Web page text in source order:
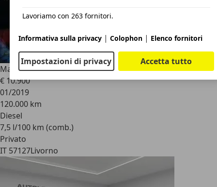
Mahindra XUV500XUV500 2.2 16v W10 awd 7p.
€ 10.900
01/2019
120.000 km
Diesel
7,5 l/100 km (comb.)
Privato
IT 57127Livorno
Lavoriamo con 263 fornitori.
Informativa sulla privacy | Colophon | Elenco fornitori
Impostazioni di privacy Accetta tutto